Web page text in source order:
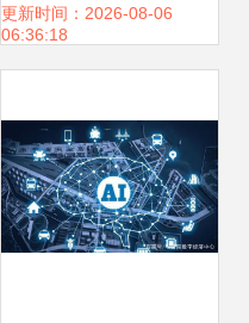
隐忧
更新时间：2026-08-06
06:36:18